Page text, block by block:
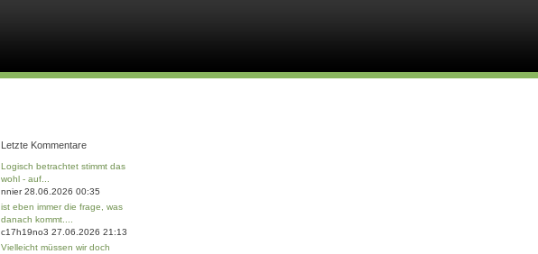
Letzte Kommentare
Logisch betrachtet stimmt das
wohl - auf...
nnier 28.06.2026 00:35
ist eben immer die frage, was
danach kommt....
c17h19no3 27.06.2026 21:13
Vielleicht müssen wir doch